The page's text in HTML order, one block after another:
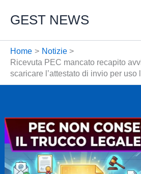
GEST NEWS
Home
Notizie
Ricevuta PEC mancato recapito
scaricare l’attestato di invio per uso